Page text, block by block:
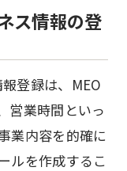
ス情報の登
登録は、MEO
営業時間といっ
業内容を的確に
ルを作成するこ